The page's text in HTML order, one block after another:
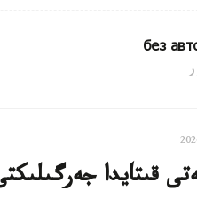
без
قىتايدا